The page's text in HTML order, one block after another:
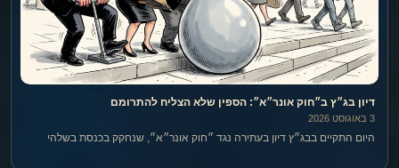
דיון בג״ץ ב״חוק אונר״א״: הספין שלא הצליח להתרומם
3 באוגוסט 2026
היום התקיים בבג״ץ דיון בעתירה נגד ״חוק אונר״א״, שנחקק בכנסת בשלהי